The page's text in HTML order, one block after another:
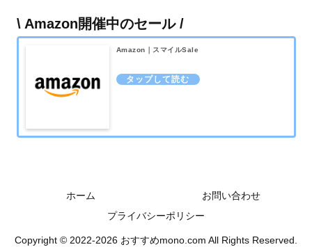
\ Amazon開催中のセール /
Amazon｜スマイルSale
ホーム
お問い合わせ
プライバシーポリシー
Copyright © 2022-2026 おすすめmono.com All Rights Reserved.